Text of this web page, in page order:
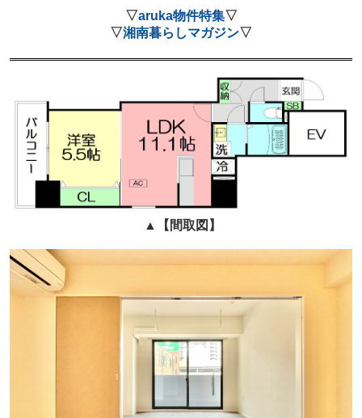
▽aruka物件特集▽
▽湘南暮らしマガジン▽
▲ 【間取図】